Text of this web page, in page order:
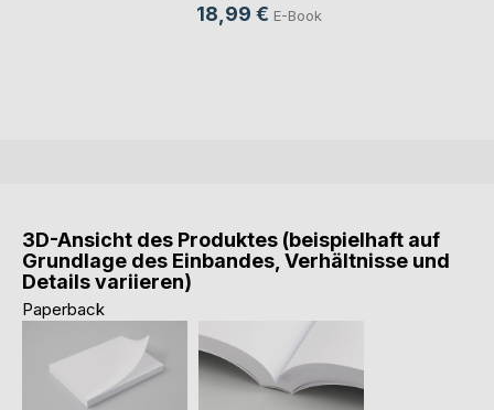
18,99 € E-Book
3D-Ansicht des Produktes (beispielhaft auf
Grundlage des Einbandes, Verhältnisse und
Details variieren)
Paperback